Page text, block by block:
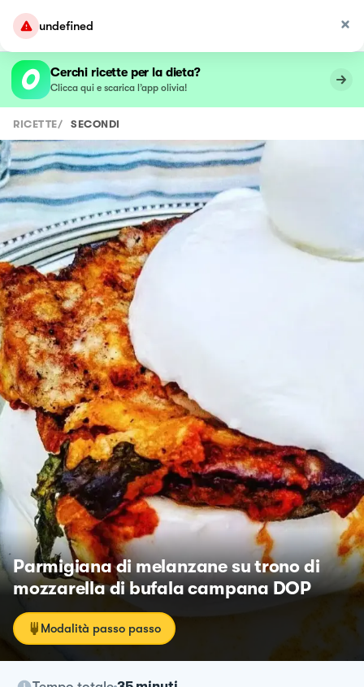
undefined
Cerchi ricette per la dieta?
Clicca qui e scarica l’app olivia!
RICETTE/ SECONDI
Parmigiana di melanzane su trono di
mozzarella di bufala campana DOP
Modalità passo passo